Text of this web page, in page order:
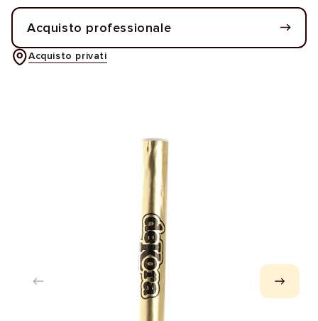
Acquisto professionale
Acquisto privati